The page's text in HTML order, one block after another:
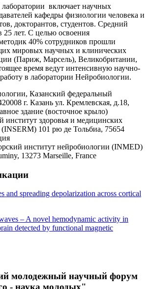
включает научных
кафедры физиологии человека и
докторантов, студентов. Средний
25 лет. С целью освоения
40% сотрудников прошли
мировых научных и клинических
(Париж, Марсель), Великобритании,
время ведут интенсивную научно-
в лаборатории Нейробиологии.
Казанский федеральный
г. Казань ул. Кремлевская, д.18,
здание (восточное крыло)
институт здоровья и медицинских
(INSERM) 101 рю де Тольбиа, 75654
институт нейробиологии (INMED)
13273 Marseille, France
and spreading depolarization across cortical
– A novel hemodynamic activity in
detected by functional magnetic
молодежный научный форум
- наука молодых"